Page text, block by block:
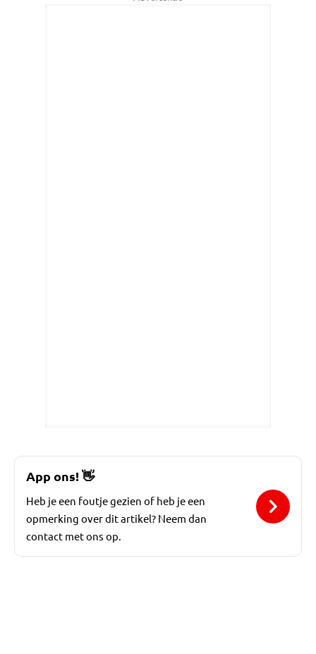
App ons!👋
Heb je een foutje gezien of heb je een
opmerking over dit artikel? Neem dan
contact met ons op.